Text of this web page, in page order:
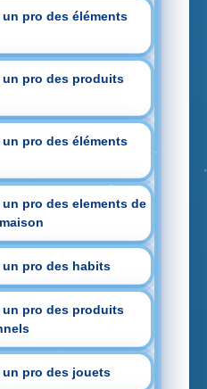
un pro des éléments
un pro des produits
un pro des éléments
un pro des elements de
un pro des habits
un pro des produits
un pro des jouets